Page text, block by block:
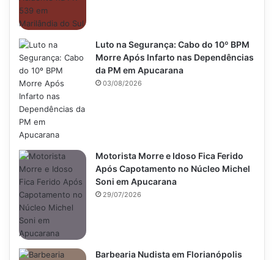
Luto na Segurança: Cabo do 10º BPM
Morre Após Infarto nas Dependências
da PM em Apucarana
03/08/2026
Motorista Morre e Idoso Fica Ferido
Após Capotamento no Núcleo Michel
Soni em Apucarana
29/07/2026
Barbearia Nudista em Florianópolis